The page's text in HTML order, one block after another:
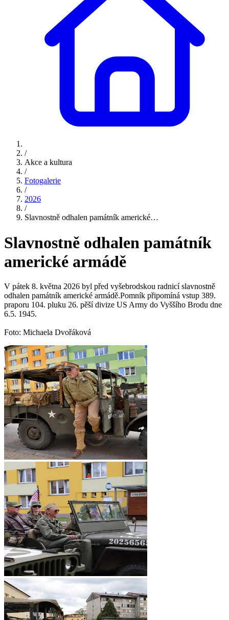
/
Akce a kultura
/
Fotogalerie
/
2026
/
Slavnostně odhalen památník americké…
Slavnostně odhalen památník
americké armádě
V pátek 8. května 2026 byl před vyšebrodskou radnicí slavnostně
odhalen památník americké armádě.Pomník připomíná vstup 389.
praporu 104. pluku 26. pěší divize US Army do Vyššího Brodu dne
6.5. 1945.
Foto: Michaela Dvořáková